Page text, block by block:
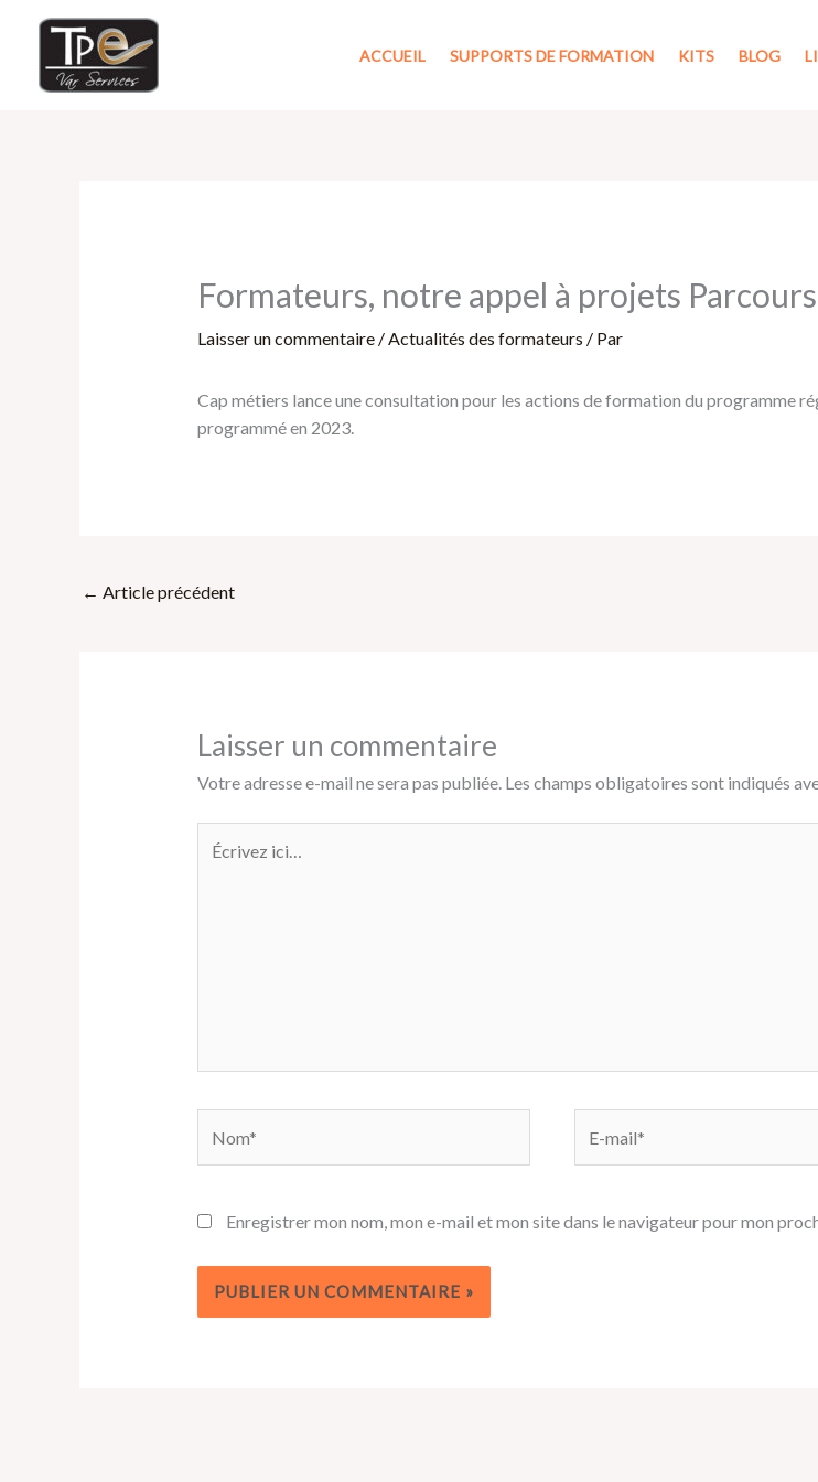
contenu
ACCUEIL SUPPORTS DE FORMATION KITS BLOG
Formateurs, notre appel à projets
Laisser un commentaire /Actualités des formateurs / Par
Cap métiers lance une consultation pour les actions de formation du programme
programmé en 2023.
← Article précédent
Laisser un commentaire
Votre adresse e-mail ne sera pas publiée. Les champs obligatoires sont indiqués
ici…
mail*
Enregistrer mon nom, mon e-mail et mon site dans le navigateur pour mon